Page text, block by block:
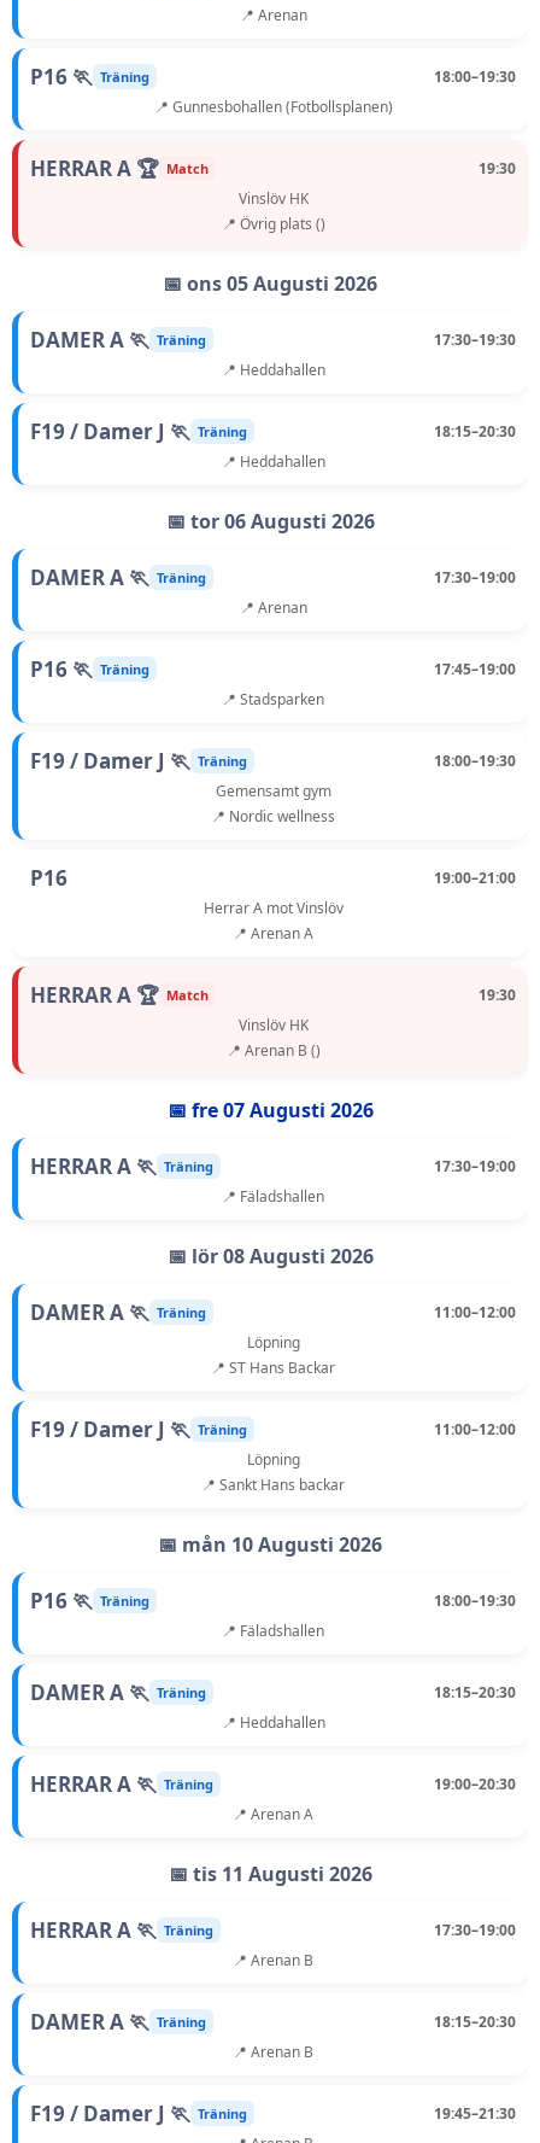
📍 Arenan
P16 🏃 Träning
18:00–19:30
📍 Gunnesbohallen (Fotbollsplanen)
HERRAR A 🏆 Match
19:30
Vinslöv HK
📍 Övrig plats ()
📅 ons 05 Augusti 2026
DAMER A 🏃 Träning
17:30–19:30
📍 Heddahallen
F19 / Damer J 🏃 Träning
18:15–20:30
📍 Heddahallen
📅 tor 06 Augusti 2026
DAMER A 🏃 Träning
17:30–19:00
📍 Arenan
P16 🏃 Träning
17:45–19:00
📍 Stadsparken
F19 / Damer J 🏃 Träning
18:00–19:30
Gemensamt gym
📍 Nordic wellness
P16
19:00–21:00
Herrar A mot Vinslöv
📍 Arenan A
HERRAR A 🏆 Match
19:30
Vinslöv HK
📍 Arenan B ()
📅 fre 07 Augusti 2026
HERRAR A 🏃 Träning
17:30–19:00
📍 Fäladshallen
📅 lör 08 Augusti 2026
DAMER A 🏃 Träning
11:00–12:00
Löpning
📍 ST Hans Backar
F19 / Damer J 🏃 Träning
11:00–12:00
Löpning
📍 Sankt Hans backar
📅 mån 10 Augusti 2026
P16 🏃 Träning
18:00–19:30
📍 Fäladshallen
DAMER A 🏃 Träning
18:15–20:30
📍 Heddahallen
HERRAR A 🏃 Träning
19:00–20:30
📍 Arenan A
📅 tis 11 Augusti 2026
HERRAR A 🏃 Träning
17:30–19:00
📍 Arenan B
DAMER A 🏃 Träning
18:15–20:30
📍 Arenan B
F19 / Damer J 🏃 Träning
19:45–21:30